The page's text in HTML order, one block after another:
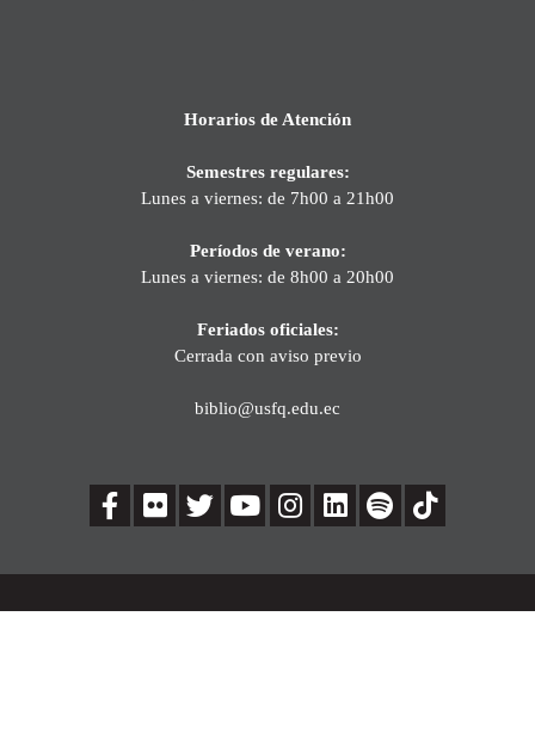
Horarios de Atención
Semestres regulares:
Lunes a viernes: de 7h00 a 21h00
Períodos de verano:
Lunes a viernes: de 8h00 a 20h00
Feriados oficiales:
Cerrada con aviso previo
biblio@usfq.edu.ec